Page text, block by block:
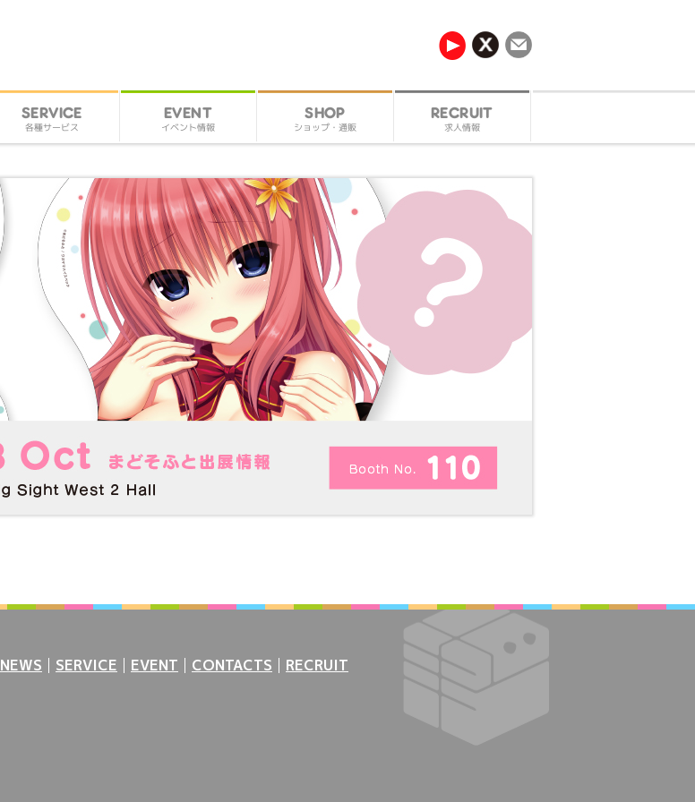
SERVICE
各種サービス
EVENT
イベント情報
SHOP
ショップ・通販
RECRUIT
求人情報
NEWS SERVICE EVENT CONTACTS RECRUIT